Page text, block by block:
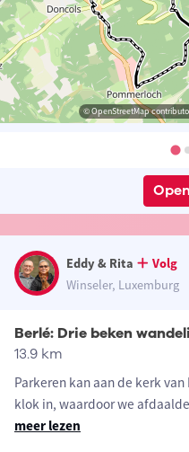
© OpenStreetMap
Eddy & Rita
Volg
Winseler, Luxemburg
Berlé: Drie beken
13.9 km
Parkeren kan aan de kerk
klok in, waardoor we
meer lezen